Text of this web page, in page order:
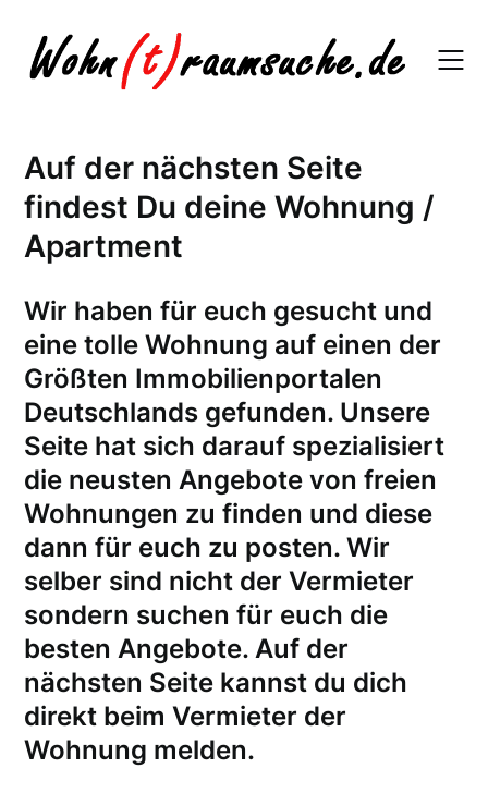
content
Auf der nächsten Seite
findest Du deine Wohnung /
Apartment
Wir haben für euch gesucht und
eine tolle Wohnung auf einen der
Größten Immobilienportalen
Deutschlands gefunden. Unsere
Seite hat sich darauf spezialisiert
die neusten Angebote von freien
Wohnungen zu finden und diese
dann für euch zu posten. Wir
selber sind nicht der Vermieter
sondern suchen für euch die
besten Angebote. Auf der
nächsten Seite kannst du dich
direkt beim Vermieter der
Wohnung melden.